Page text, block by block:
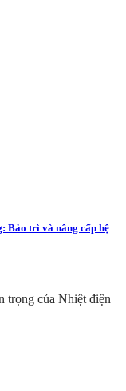
Bảo trì và nâng cấp hệ
trọng của Nhiệt điện